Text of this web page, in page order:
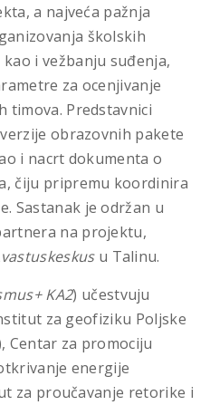
a najveća pažnja
školskih
i vežbanju suđenja,
za ocenjivanje
timova. Predstavnici
obrazovnih pakete
i nacrt dokumenta o
čiju pripremu koordinira
Sastanak je održan u
na projektu,
u Talinu.
KA2) učestvuju
za geofiziku Poljske
Centar za promociju
energije
za proučavanje retorike i